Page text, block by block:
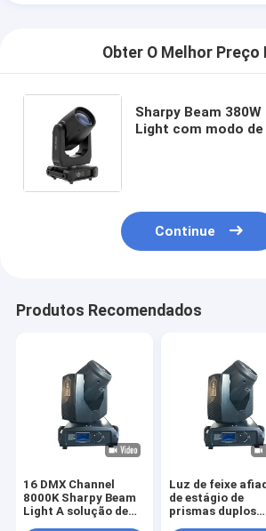
Obter O Melhor Preço
Sharpy Beam
Light com modo
Continue
Produtos Recomendados
16 DMX Channel
8000K Sharpy Beam
Light A solução de
Luz de feixe
de estágio de
prismas duplos